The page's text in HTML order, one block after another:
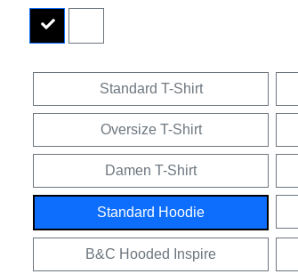
Standard T-Shirt
Oversize T-Shirt
Damen T-Shirt
Standard Hoodie
B&C Hooded Inspire